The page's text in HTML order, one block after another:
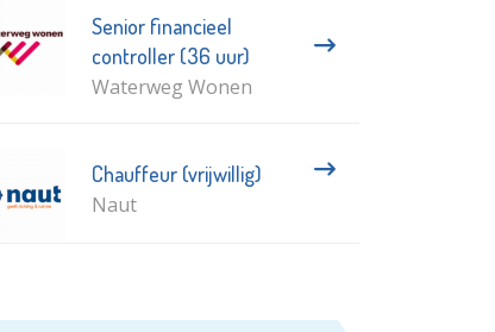
Senior financieel
controller (36 uur)
Waterweg Wonen
Chauffeur (vrijwillig)
Naut